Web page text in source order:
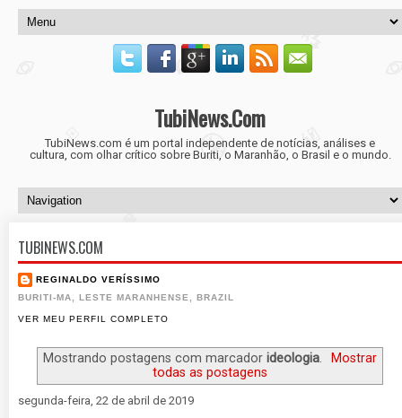
TubiNews.Com
TubiNews.com é um portal independente de notícias, análises e
cultura, com olhar crítico sobre Buriti, o Maranhão, o Brasil e o mundo.
TUBINEWS.COM
REGINALDO VERÍSSIMO
BURITI-MA, LESTE MARANHENSE, BRAZIL
VER MEU PERFIL COMPLETO
Mostrando postagens com marcadorideologia
Mostrar
todas as postagens
segunda-feira, 22 de abril de 2019